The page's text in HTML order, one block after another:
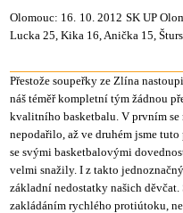
Olomouc: 16. 10. 2012 SK UP
Lucka 25, Kika 16, Anička 15,
Přestože soupeřky ze Zlína
náš téměř kompletní tým žádnou
kvalitního basketbalu. V prvním
nepodařilo, až ve druhém jsme
se svými basketbalovými
velmi snažily. I z takto
základní nedostatky našich
zakládáním rychlého protiútoku,